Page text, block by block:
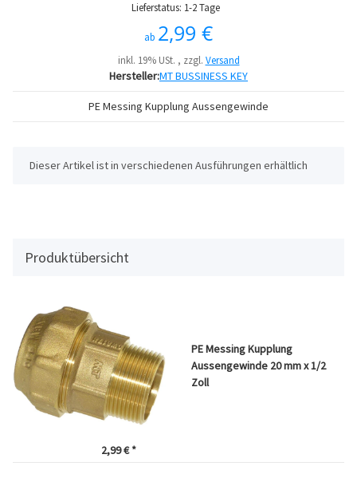
Lieferstatus: 1-2 Tage
ab 2,99 €
inkl. 19% USt. , zzgl. Versand
Hersteller:MT BUSSINESS KEY
PE Messing Kupplung Aussengewinde
x
Dieser Artikel ist in verschiedenen Ausführungen erhältlich
Produktübersicht
PE Messing Kupplung
Aussengewinde 20 mm x 1/2
Zoll
2,99 €*